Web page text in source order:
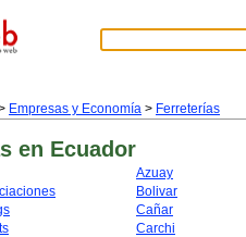
Empresas y Economía > Ferreterías
en Ecuador
Azuay
Bolivar
Cañar
Carchi